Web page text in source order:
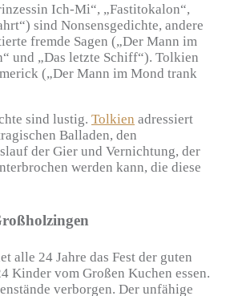
Ich-Mi“, „Fastitokalon“,
sind Nonsensgedichte, andere
fremde Sagen („Der Mann im
und „Das letzte Schiff“). Tolkien
(„Der Mann im Mond trank
sind lustig. Tolkien adressiert
Balladen, den
der Gier und Vernichtung, der
werden kann, die diese
alle 24 Jahre das Fest der guten
Kinder vom Großen Kuchen essen.
verborgen. Der unfähige